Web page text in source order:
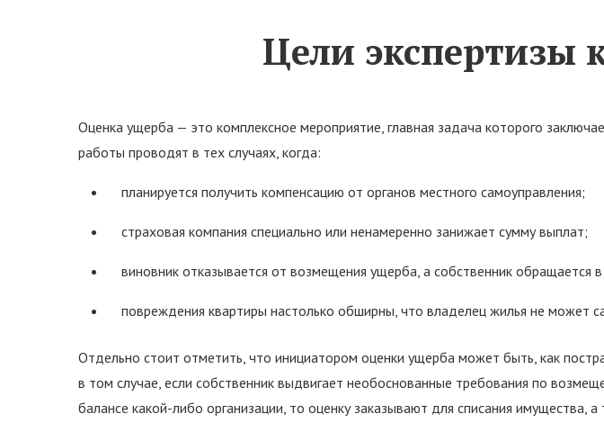
Цели экспертизы
Оценка ущерба — это комплексное мероприятие, главная задача которого
работы проводят в тех случаях, когда:
планируется получить компенсацию от органов местного самоуправления;
страховая компания специально или ненамеренно занижает сумму выплат;
виновник отказывается от возмещения ущерба, а собственник обращается
повреждения квартиры настолько обширны, что владелец жилья не может
Отдельно стоит отметить, что инициатором оценки ущерба может быть, как
в том случае, если собственник выдвигает необоснованные требования по
балансе какой-либо организации, то оценку заказывают для списания имущества,